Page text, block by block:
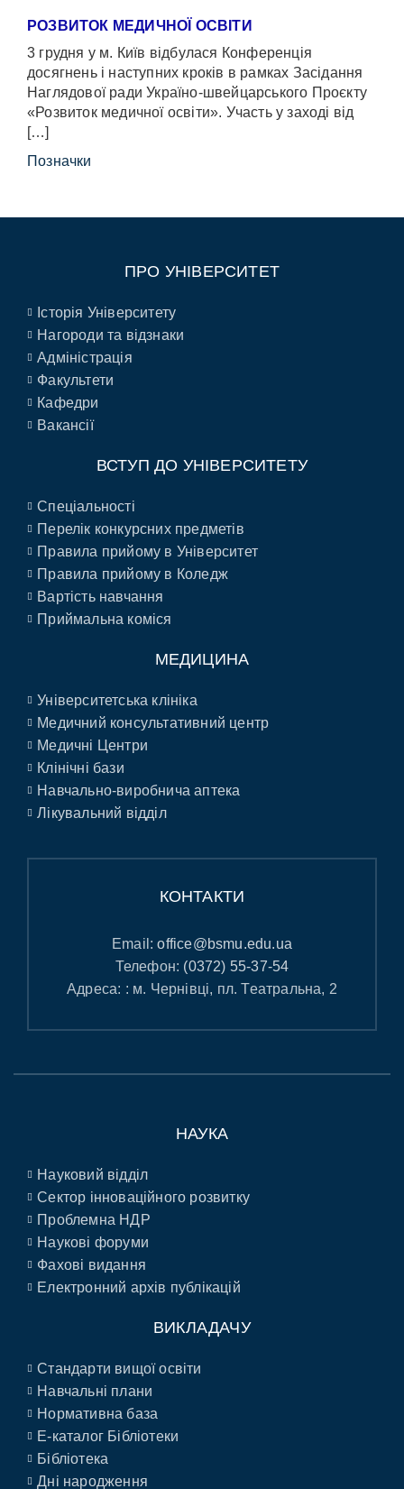
РОЗВИТОК МЕДИЧНОЇ ОСВІТИ
3 грудня у м. Київ відбулася Конференція
досягнень і наступних кроків в рамках Засідання
Наглядової ради Україно-швейцарського Проєкту
«Розвиток медичної освіти». Участь у заході від
[…]
Позначки
ПРО УНІВЕРСИТЕТ
Історія Університету
Нагороди та відзнаки
Адміністрація
Факультети
Кафедри
Вакансії
ВСТУП ДО УНІВЕРСИТЕТУ
Спеціальності
Перелік конкурсних предметів
Правила прийому в Університет
Правила прийому в Коледж
Вартість навчання
Приймальна коміся
МЕДИЦИНА
Університетська клініка
Медичний консультативний центр
Медичні Центри
Клінічні бази
Навчально-виробнича аптека
Лікувальний відділ
КОНТАКТИ
Email:office@bsmu.edu.ua
Телефон: (0372) 55-37-54
Адреса: : м. Чернівці, пл. Театральна, 2
НАУКА
Науковий відділ
Сектор інноваційного розвитку
Проблемна НДР
Наукові форуми
Фахові видання
Електронний архів публікацій
ВИКЛАДАЧУ
Стандарти вищої освіти
Навчальні плани
Нормативна база
E-каталог Бібліотеки
Бібліотека
Дні народження